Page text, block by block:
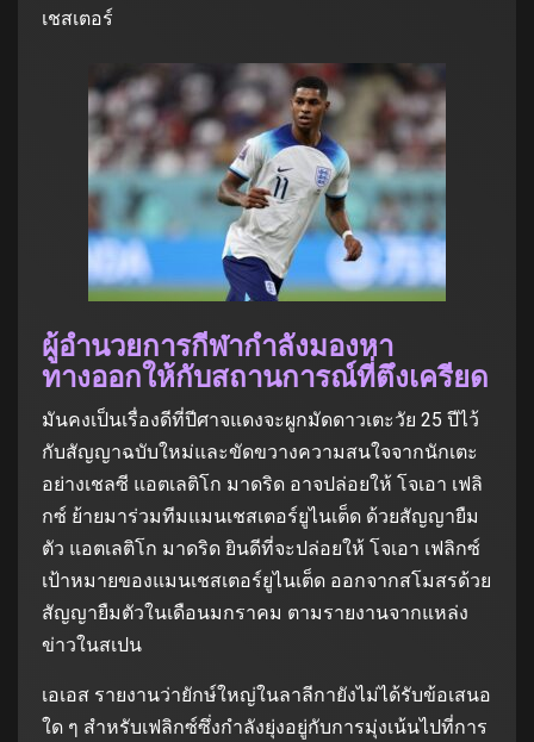
เชสเตอร์
ผู้อํานวยการกีฬากําลังมองหา
ทางออกให้กับสถานการณ์ที่ตึงเครียด
มันคงเป็นเรื่องดีที่ปีศาจแดงจะผูกมัดดาวเตะวัย 25 ปีไว้
กับสัญญาฉบับใหม่และขัดขวางความสนใจจากนักเตะ
อย่างเชลซี แอตเลติโก มาดริด อาจปล่อยให้ โจเอา เฟลิ
กซ์ ย้ายมาร่วมทีมแมนเชสเตอร์ยูไนเต็ด ด้วยสัญญายืม
ตัว แอตเลติโก มาดริด ยินดีที่จะปล่อยให้ โจเอา เฟลิกซ์
เป้าหมายของแมนเชสเตอร์ยูไนเต็ด ออกจากสโมสรด้วย
สัญญายืมตัวในเดือนมกราคม ตามรายงานจากแหล่ง
ข่าวในสเปน
เอเอส รายงานว่ายักษ์ใหญ่ในลาลีกายังไม่ได้รับข้อเสนอ
ใด ๆ สําหรับเฟลิกซ์ซึ่งกําลังยุ่งอยู่กับการมุ่งเน้นไปที่การ